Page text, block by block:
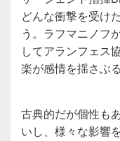
どんな衝撃を受け
う。ラフマニノ
してアランフェス
楽が感情を揺さぶ
古典的だが個性も
いし、様々な影響